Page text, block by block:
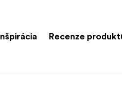
Inšpirácia Recenze